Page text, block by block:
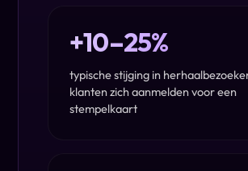
+10–25%
typische stijging in
klanten zich aanmelden voor een
stempelkaart